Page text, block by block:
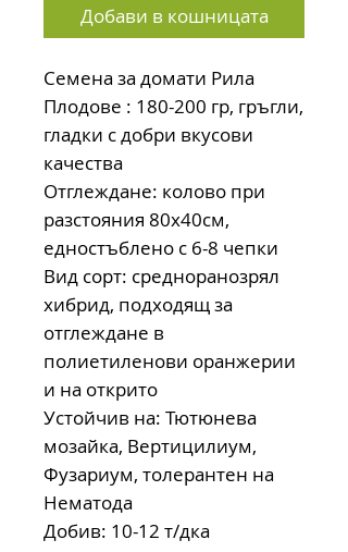
Добави в кошницата
Семена за домати Рила
Плодове : 180-200 гр, гръгли,
гладки с добри вкусови
качества
Отглеждане: колово при
разстояния 80х40см,
едностъблено с 6-8 чепки
Вид сорт: средноранозрял
хибрид, подходящ за
отглеждане в
полиетиленови оранжерии
и на открито
Устойчив на: Тютюнева
мозайка, Вертицилиум,
Фузариум, толерантен на
Нематода
Добив: 10-12 т/дка